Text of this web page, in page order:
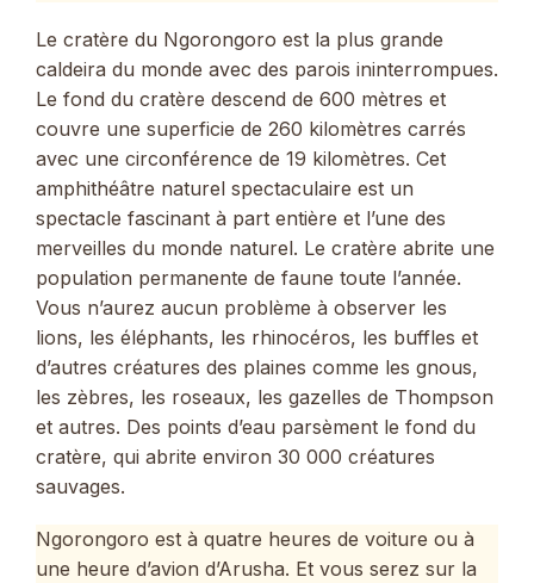
Le cratère du Ngorongoro est la plus grande
caldeira du monde avec des parois ininterrompues.
Le fond du cratère descend de 600 mètres et
couvre une superficie de 260 kilomètres carrés
avec une circonférence de 19 kilomètres. Cet
amphithéâtre naturel spectaculaire est un
spectacle fascinant à part entière et l’une des
merveilles du monde naturel. Le cratère abrite une
population permanente de faune toute l’année.
Vous n’aurez aucun problème à observer les
lions, les éléphants, les rhinocéros, les buffles et
d’autres créatures des plaines comme les gnous,
les zèbres, les roseaux, les gazelles de Thompson
et autres. Des points d’eau parsèment le fond du
cratère, qui abrite environ 30 000 créatures
sauvages.
Ngorongoro est à quatre heures de voiture ou à
une heure d’avion d’Arusha. Et vous serez sur la